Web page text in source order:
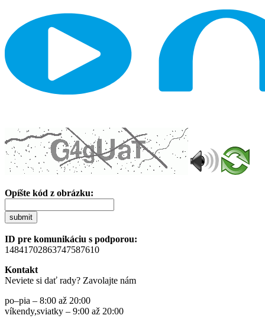
Opíšte kód z obrázku:
submit
ID pre komunikáciu s podporou:
14841702863747587610
Kontakt
Neviete si dať rady? Zavolajte nám
po–pia – 8:00 až 20:00
víkendy,sviatky – 9:00 až 20:00